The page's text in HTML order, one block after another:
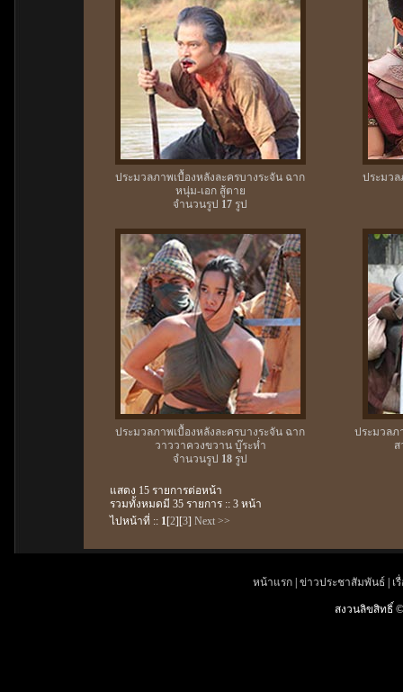
ประมวลภาพเบื้องหลังละครบางระจัน ฉาก
หนุ่ม-เอก สู้ตาย
จำนวนรูป 17 รูป
ประมวล
ประมวลภาพเบื้องหลังละครบางระจัน ฉาก
วาววาควงขวาน บู๊ระห่ำ
จำนวนรูป 18 รูป
ประมวลภ
แสดง 15 รายการต่อหน้า
รวมทั้งหมดมี 35 รายการ :: 3 หน้า
ไปหน้าที่ :: 1[2][3] Next >>
หน้าแรก| ข่าวประชาสัมพันธ์| เ
สงวนลิขสิทธิ์